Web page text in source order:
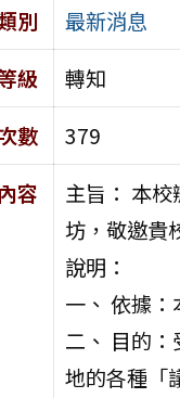
別
最新消息
級
轉知
數
379
容
主旨： 本
坊，敬邀貴
說明：
一、 依據
二、 目的
地的各種「